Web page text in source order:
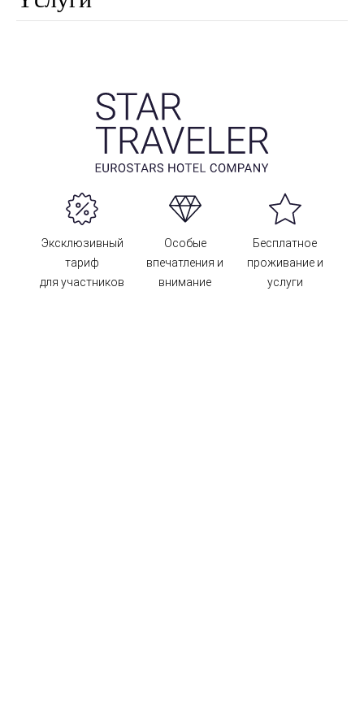
Эксклюзивный
тариф
для участников
Особые
впечатления и
внимание
Бесплатное
проживание и
услуги